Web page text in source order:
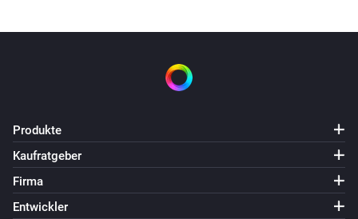
Produkte
Kaufratgeber
Firma
Entwickler